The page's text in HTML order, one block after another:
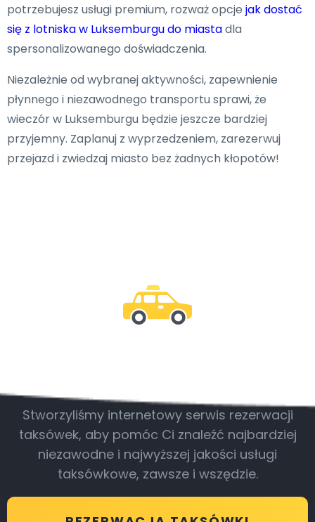
potrzebujesz usługi premium, rozważ opcje jak dostać
się z lotniska w Luksemburgu do miastadla
spersonalizowanego doświadczenia.
Niezależnie od wybranej aktywności, zapewnienie
płynnego i niezawodnego transportu sprawi, że
wieczór w Luksemburgu będzie jeszcze bardziej
przyjemny. Zaplanuj z wyprzedzeniem, zarezerwuj
przejazd i zwiedzaj miasto bez żadnych kłopotów!
Stworzyliśmy internetowy serwis rezerwacji
taksówek, aby pomóc Ci znaleźć najbardziej
niezawodne i najwyższej jakości usługi
taksówkowe, zawsze i wszędzie.